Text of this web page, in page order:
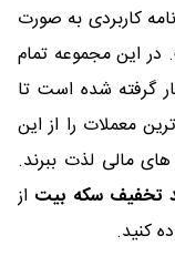
کاربردی به صورت
در این مجموعه تمام
گرفته شده است تا
معملات را از این
های مالی لذت ببرند.
تخفیف سکه بیت از
کنید.